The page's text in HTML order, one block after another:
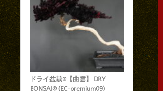
ドライ盆栽®【曲雲】 DRY
BONSAI® (EC-premium09)